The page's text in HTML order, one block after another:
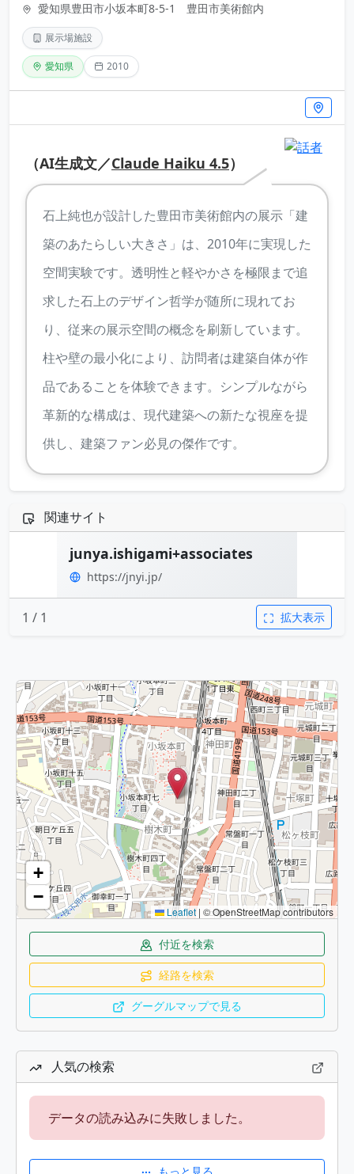
愛知県豊田市小坂本町8-5-1 豊田市美術館内
展示場施設
愛知県 2010
（AI生成文／Claude Haiku 4.5）
石上純也が設計した豊田市美術館内の展示「建
築のあたらしい大きさ」は、2010年に実現した
空間実験です。透明性と軽やかさを極限まで追
求した石上のデザイン哲学が随所に現れてお
り、従来の展示空間の概念を刷新しています。
柱や壁の最小化により、訪問者は建築自体が作
品であることを体験できます。シンプルながら
革新的な構成は、現代建築への新たな視座を提
供し、建築ファン必見の傑作です。
関連サイト
junya.ishigami+associates
https://jnyi.jp/
1 / 1 拡大表示
+
−
Leaflet | © OpenStreetMap contributors
付近を検索
経路を検索
グーグルマップで見る
人気の検索
データの読み込みに失敗しました。